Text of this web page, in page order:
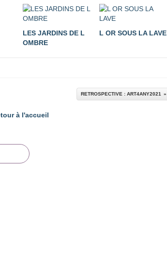
LES JARDINS DE L
OMBRE
L OR SOUS LA LAVE
RETROSPECTIVE : ART4ANY2021
à l'accueil